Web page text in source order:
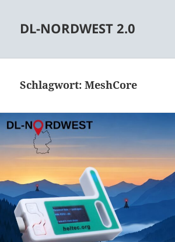
DL-NORDWEST 2.0
Schlagwort:MeshCore